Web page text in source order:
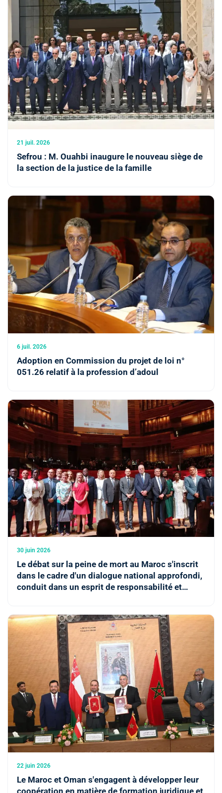
21 juil. 2026
Sefrou : M. Ouahbi inaugure le nouveau siège de
la section de la justice de la famille
6 juil. 2026
Adoption en Commission du projet de loi n°
051.26 relatif à la profession d’adoul
30 juin 2026
Le débat sur la peine de mort au Maroc s'inscrit
dans le cadre d'un dialogue national approfondi,
conduit dans un esprit de responsabilité et
22 juin 2026
Le Maroc et Oman s'engagent à développer leur
coopération en matière de formation juridique et